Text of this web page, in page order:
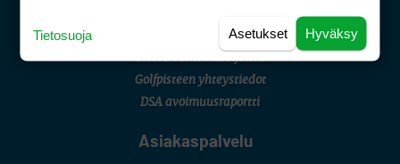
Mediahinnasto
Golfpisteen yhteystiedot
DSA avoimuusraportti
Asiakaspalvelu
Hyväksy
Asetukset
Tietosuoja